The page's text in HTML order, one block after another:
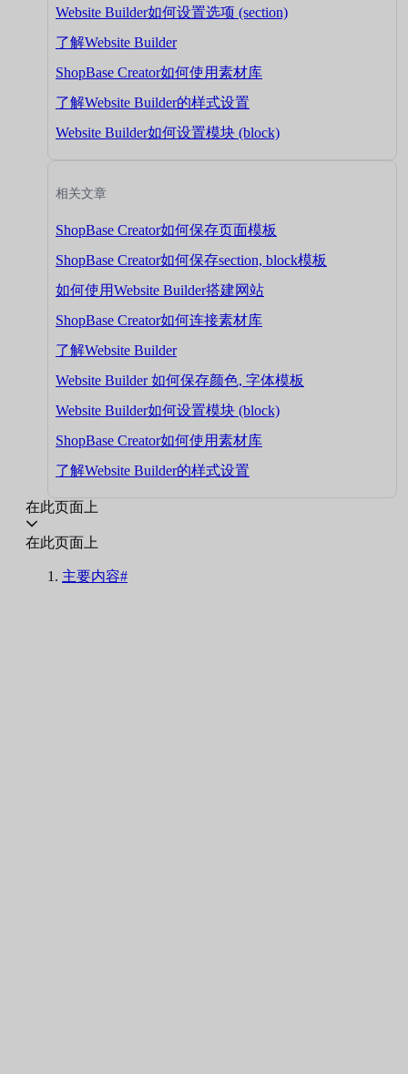
Website Builder如何设置选项 (section)
了解Website Builder
ShopBase Creator如何使用素材库
了解Website Builder的样式设置
Website Builder如何设置模块 (block)
相关文章
ShopBase Creator如何保存页面模板
ShopBase Creator如何保存section, block模板
如何使用Website Builder搭建网站
ShopBase Creator如何连接素材库
了解Website Builder
Website Builder 如何保存颜色, 字体模板
Website Builder如何设置模块 (block)
ShopBase Creator如何使用素材库
了解Website Builder的样式设置
在此页面上
在此页面上
主要内容#